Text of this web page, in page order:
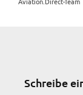
Schreibe